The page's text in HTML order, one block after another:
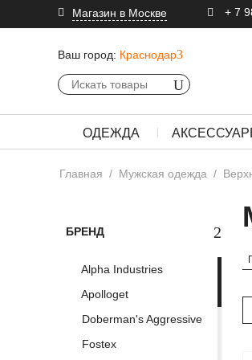
Магазин в Москве + 7
Ваш город: Краснодар
ОДЕЖДА
Главная / Мужская одежда /
БРЕНД
Alpha Industries
Apolloget
Doberman's Aggressive
Fostex